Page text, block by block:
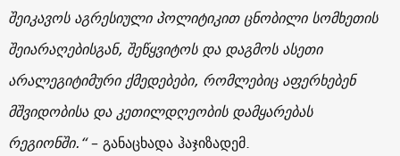
შეიკავოს აგრესიული პოლიტიკით ცნობილი სომხეთის
შეიარაღებისგან, შეწყვიტოს და დაგმოს ასეთი
არალეგიტიმური ქმედებები, რომლებიც აფერხებენ
მშვიდობისა და კეთილდღეობის დამყარებას
რეგიონში.“– განაცხადა ჰაჯიზადემ.